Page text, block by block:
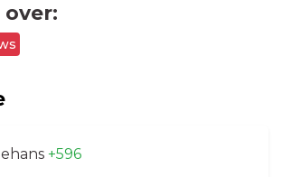
over:
+596